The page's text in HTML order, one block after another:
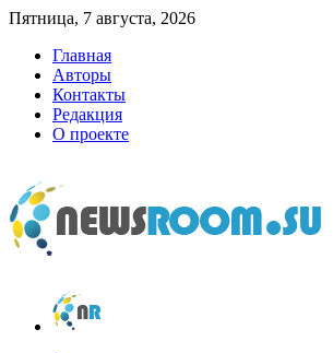
Пятница, 7 августа, 2026
Главная
Авторы
Контакты
Редакция
О проекте
newsroom.su
Новости о новостях